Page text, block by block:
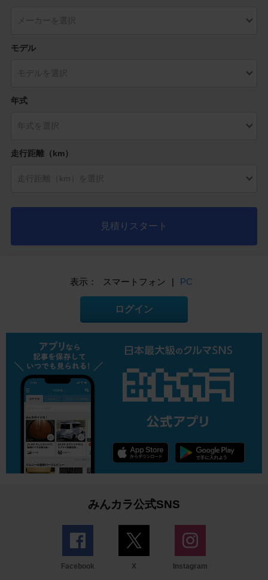
モデル
年式
走行距離（km）
見積りスタート
表示： スマートフォン | PC
ログイン
みんカラ公式SNS
Facebook X Instagram